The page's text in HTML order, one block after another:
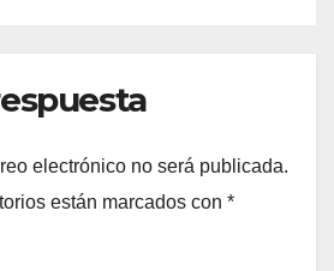
electrónico no será publicada.
están marcados con *